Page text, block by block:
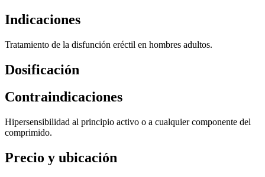
Indicaciones
Tratamiento de la disfunción eréctil en hombres adultos.
Dosificación
Contraindicaciones
Hipersensibilidad al principio activo o a cualquier componente del
comprimido.
Precio y ubicación